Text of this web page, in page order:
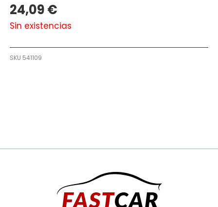
24,09€
Sin existencias
SKU 541109